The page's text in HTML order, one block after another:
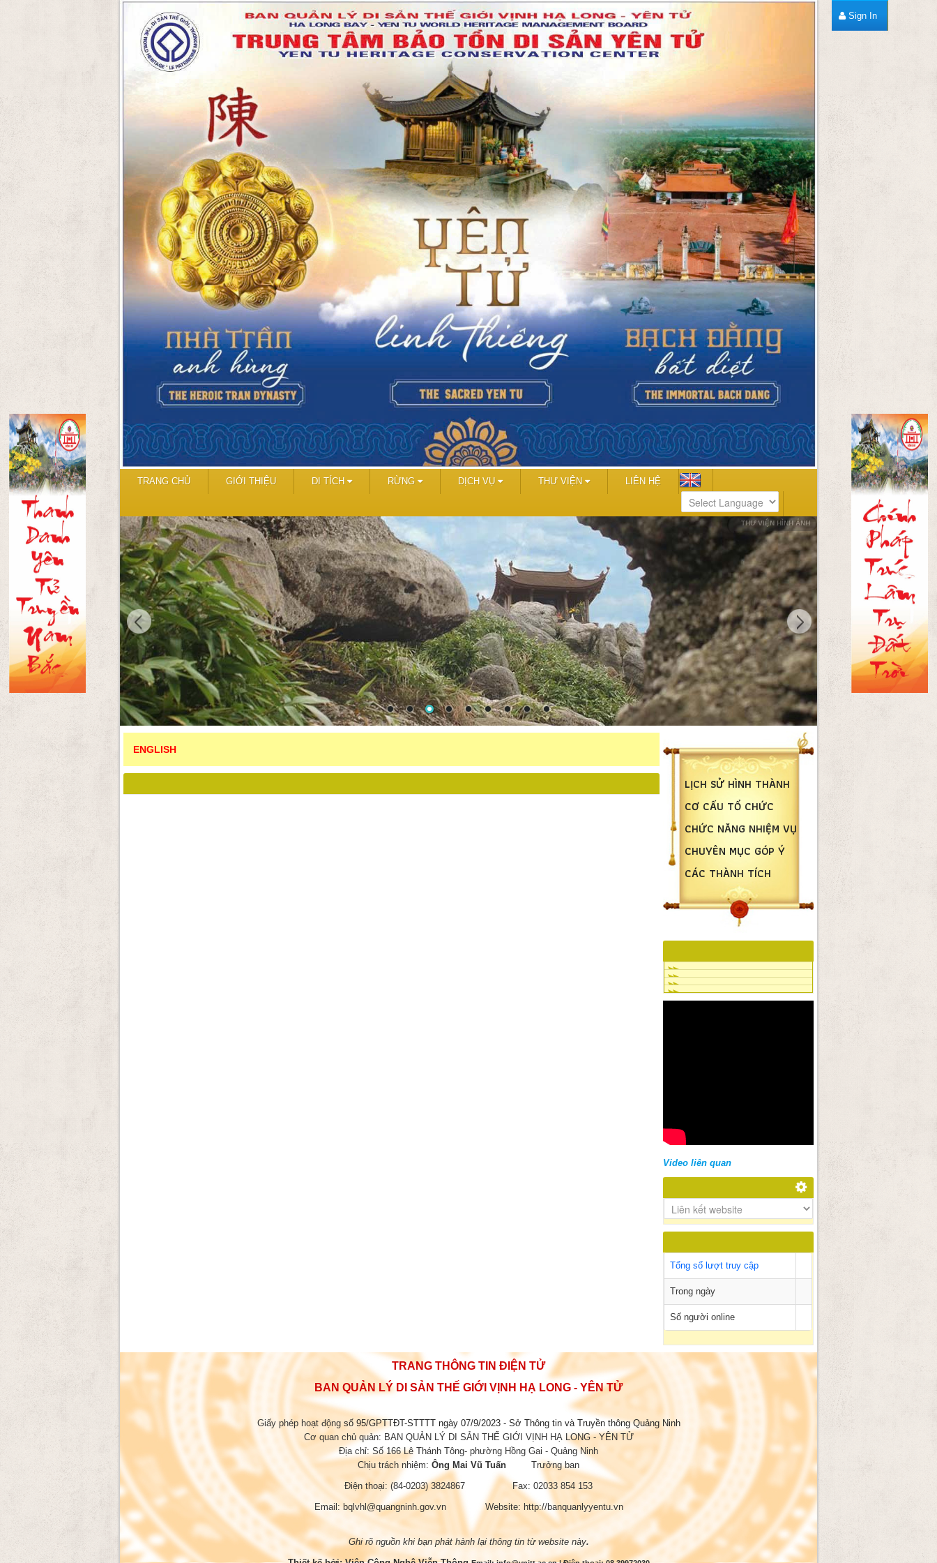
Sign In
CHÙA GIẢI OAN
TRANG CHỦ GIỚI THIỆU DI TÍCH RỪNG DỊCH VỤ THƯ VIỆN LIÊN HỆ
Powered by
Translate
THƯ VIỆN HÌNH ẢNH
ENGLISH
LỊCH SỬ HÌNH THÀNH
CƠ CẤU TỔ CHỨC
CHỨC NĂNG NHIỆM VỤ
CHUYÊN MỤC GÓP Ý
CÁC THÀNH TÍCH
Video liên quan
Tổng số lượt truy cập
Trong ngày
Số người online
TRANG THÔNG TIN ĐIỆN TỬ
BAN QUẢN LÝ DI SẢN THẾ GIỚI VỊNH HẠ LONG - YÊN TỬ
Giấy phép hoạt động số 95/GPTTĐT-STTTT ngày 07/9/2023 - Sở Thông tin và Truyền thông Quảng Ninh
Cơ quan chủ quản: BAN QUẢN LÝ DI SẢN THẾ GIỚI VỊNH HẠ LONG - YÊN TỬ
Địa chỉ: Số 166 Lê Thánh Tông- phường Hồng Gai - Quảng Ninh
Chịu trách nhiệm: Ông Mai Vũ Tuấn Trưởng ban
Điện thoại: (84-0203) 3824867 Fax: 02033 854 153
Email: bqlvhl@quangninh.gov.vn Website: http://banquanlyyentu.vn
Ghi rõ nguồn khi bạn phát hành lại thông tin từ website này.